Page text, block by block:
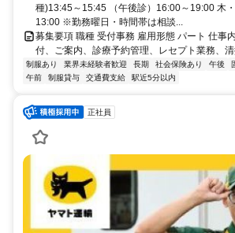
種)13:45～15:45 （午後診）16:00～19:00 木
13:00 ※勤務曜日・時間帯は相談...
募集要項 職種 受付事務 雇用形態 パート 仕事
付、ご案内、診療予約管理、レセプト業務、清
制服あり 業界未経験者歓迎 長期 社会保険あり 午後
午前
制服貸与 交通費支給 駅近5分以内
正社員